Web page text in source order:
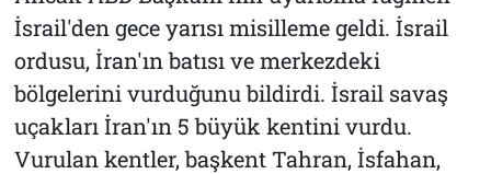
İsrail'den gece yarısı misilleme geldi. İsrail
ordusu, İran'ın batısı ve merkezdeki
bölgelerini vurduğunu bildirdi. İsrail savaş
uçakları İran'ın 5 büyük kentini vurdu.
Vurulan kentler, başkent Tahran, İsfahan,